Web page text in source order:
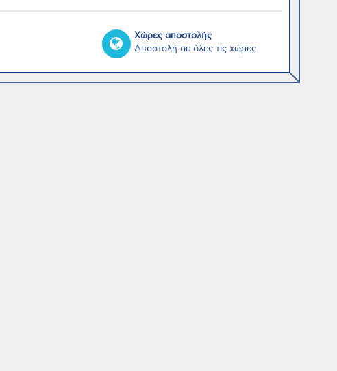
Χώρες αποστολής
Αποστολή σε όλες τις χώρες